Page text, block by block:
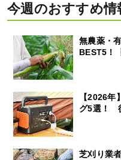
今週のおすすめ情
無農薬・
BEST5！
【2026
グ5選！
芝刈り業